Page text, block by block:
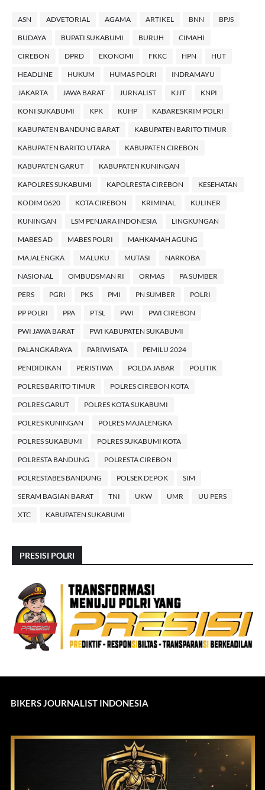
ASN ADVETORIAL AGAMA ARTIKEL BNN BPJS
BUDAYA BUPATI SUKABUMI BURUH CIMAHI
CIREBON DPRD EKONOMI FKKC HPN HUT
HEADLINE HUKUM HUMAS POLRI INDRAMAYU
JAKARTA JAWA BARAT JURNALIST KJJT KNPI
KONI SUKABUMI KPK KUHP KABARESKRIM POLRI
KABUPATEN BANDUNG BARAT KABUPATEN BARITO TIMUR
KABUPATEN BARITO UTARA KABUPATEN CIREBON
KABUPATEN GARUT KABUPATEN KUNINGAN
KAPOLRES SUKABUMI KAPOLRESTA CIREBON KESEHATAN
KODIM 0620 KOTA CIREBON KRIMINAL KULINER
KUNINGAN LSM PENJARA INDONESIA LINGKUNGAN
MABES AD MABES POLRI MAHKAMAH AGUNG
MAJALENGKA MALUKU MUTASI NARKOBA
NASIONAL OMBUDSMAN RI ORMAS PA SUMBER
PERS PGRI PKS PMI PN SUMBER POLRI
PP POLRI PPA PTSL PWI PWI CIREBON
PWI JAWA BARAT PWI KABUPATEN SUKABUMI
PALANGKARAYA PARIWISATA PEMILU 2024
PENDIDIKAN PERISTIWA POLDA JABAR POLITIK
POLRES BARITO TIMUR POLRES CIREBON KOTA
POLRES GARUT POLRES KOTA SUKABUMI
POLRES KUNINGAN POLRES MAJALENGKA
POLRES SUKABUMI POLRES SUKABUMI KOTA
POLRESTA BANDUNG POLRESTA CIREBON
POLRESTABES BANDUNG POLSEK DEPOK SIM
SERAM BAGIAN BARAT TNI UKW UMR UU PERS
XTC KABUPATEN SUKABUMI
PRESISI POLRI
BIKERS JOURNALIST INDONESIA